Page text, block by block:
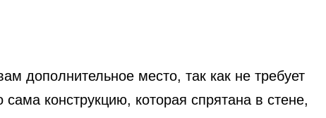
дополнительное место, так как не требует
конструкцию, которая спрятана в стене,